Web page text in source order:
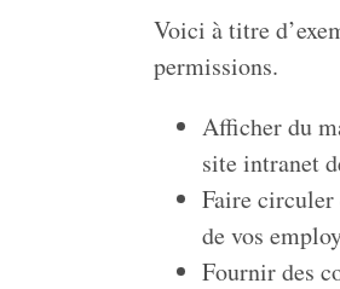
Voici à titre
permissions.
Afficher du
site intranet
Faire circuler
de vos
Fournir des